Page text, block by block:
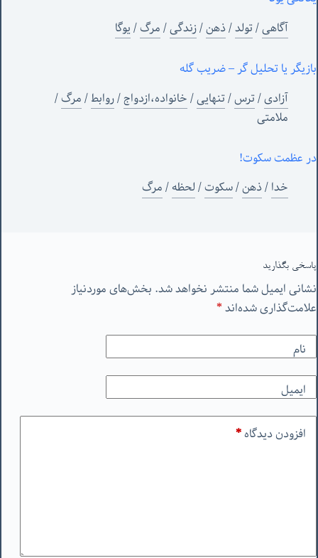
آگاهی/تولد/ذهن/زندگی/مرگ/یوگا
بازیگر یا تحلیل گر – ضریب گله
آزادی/ترس/تنهایی/خانواده،ازدواج/روابط/مرگ/
ملامتی
در عظمت سکوت!
خدا/ذهن/سکوت/لحظه/مرگ
پاسخی بگذارید
نشانی ایمیل شما منتشر نخواهد شد. بخش‌های موردنیاز
علامت‌گذاری شده‌اند*
نام
ایمیل
افزودن دیدگاه*